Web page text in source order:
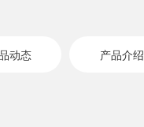
动态 产品介绍